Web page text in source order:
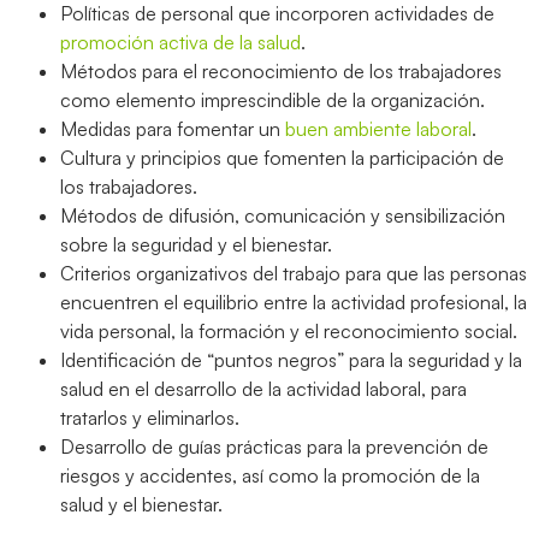
Políticas de personal que incorporen actividades de
promoción activa de la salud.
Métodos para el reconocimiento de los trabajadores
como elemento imprescindible de la organización.
Medidas para fomentar un buen ambiente laboral.
Cultura y principios que fomenten la participación de
los trabajadores.
Métodos de difusión, comunicación y sensibilización
sobre la seguridad y el bienestar.
Criterios organizativos del trabajo para que las personas
encuentren el equilibrio entre la actividad profesional, la
vida personal, la formación y el reconocimiento social.
Identificación de “puntos negros” para la seguridad y la
salud en el desarrollo de la actividad laboral, para
tratarlos y eliminarlos.
Desarrollo de guías prácticas para la prevención de
riesgos y accidentes, así como la promoción de la
salud y el bienestar.